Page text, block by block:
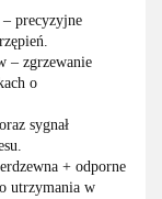
precyzyjne
– zgrzewanie
o
sygnał
+ odporne
utrzymania w